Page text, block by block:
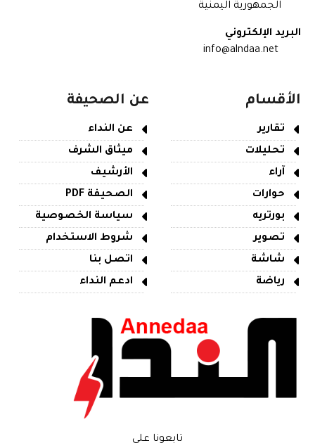
الجمهورية اليمنية
البريد الإلكتروني
info@alndaa.net
الأقسام
تقارير
تحليلات
آراء
حوارات
بورتريه
تصوير
شاشة
رياضة
عن الصحيفة
عن النداء
ميثاق الشرف
الأرشيف
الصحيفة PDF
سياسة الخصوصية
شروط الاستخدام
اتصل بنا
ادعم النداء
تابعونا على